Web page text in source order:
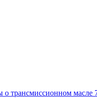
трансмиссионном масле